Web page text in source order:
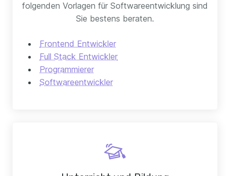
folgenden Vorlagen für Softwareentwicklung sind
Sie bestens beraten.
Frontend Entwickler
Full Stack Entwickler
Programmierer
Softwareentwickler